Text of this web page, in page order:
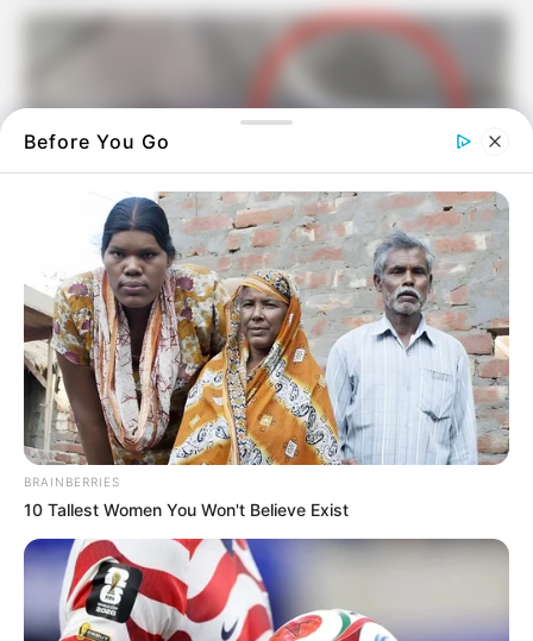
Έχασε τα λόγια τους ένας κάτοικος την ώρα
που πήγε στο χωράφι του για να δει τις
κότες.
Αυτό που αντίκρισε, σίγουρα θα το θυμάται
μια ζωή μιας και έμεινε
άφωνοςγια λίγα
δευτερόλεπτα.
Before You Go
BRAINBERRIES
10 Tallest Women You Won't Believe Exist